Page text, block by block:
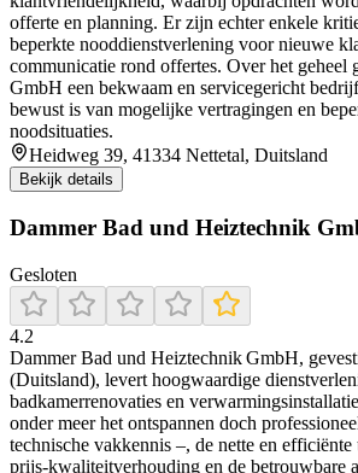
offerte en planning. Er zijn echter enkele
beperkte nooddienstverlening voor nieuwe
communicatie rond offertes. Over het geheel
GmbH een bekwaam en servicegericht
bewust is van mogelijke vertragingen en
noodsituaties.
Heidweg 39, 41334 Nettetal, Duitsland
Bekijk details
Dammer Bad und Heiztechnik
Gesloten
4.2
Dammer Bad und Heiztechnik GmbH,
(Duitsland), levert hoogwaardige
badkamerrenovaties en
onder meer het ontspannen doch
technische vakkennis –, de nette en
prijs‑kwaliteitverhouding en de betrouwbare